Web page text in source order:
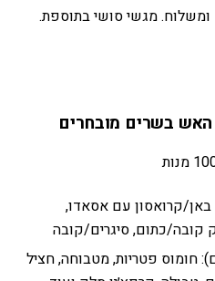
מגשי סושי בתוספת.
(4 סוגים): באן/קרואסון עם אסאדו,
קובה/כתום, סיגרים/קובה
(10 סוגים): חומוס פטריות, מטבוחה, חציל